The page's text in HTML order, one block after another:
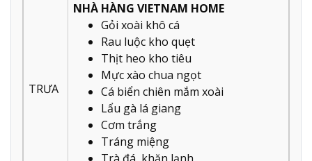
TRƯA
NHÀ HÀNG VIETNAM HOME
Gỏi xoài khô cá
Rau luộc kho quẹt
Thịt heo kho tiêu
Mực xào chua ngọt
Cá biển chiên mắm xoài
Lẩu gà lá giang
Cơm trắng
Tráng miệng